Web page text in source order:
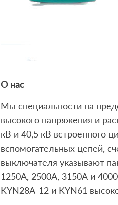
О нас
Мы специальности на
высокого напряжения и
кВ и 40,5 кВ встроенного
вспомогательных цепей,
выключателя указывают
1250А, 2500А, 3150А и
KYN28A-12 и KYN61